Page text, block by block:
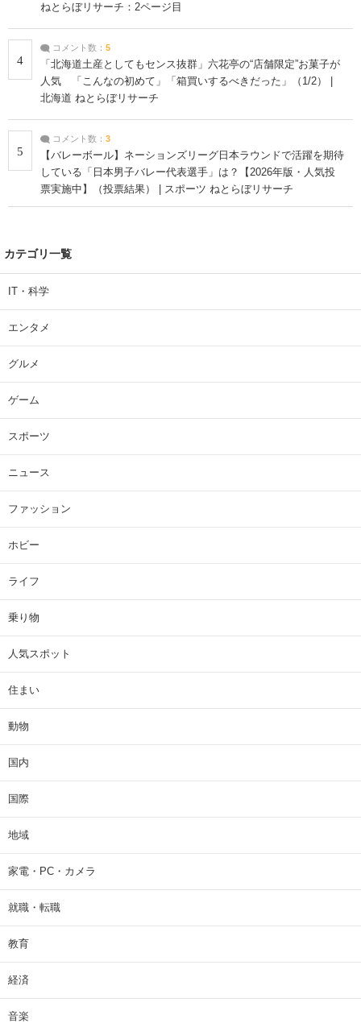
ねとらぼリサーチ：2ページ目
4
コメント数： 5
「北海道土産としてもセンス抜群」六花亭の“店舗限定”お菓子が
人気 「こんなの初めて」「箱買いするべきだった」（1/2） |
北海道 ねとらぼリサーチ
5
コメント数： 3
【バレーボール】ネーションズリーグ日本ラウンドで活躍を期待
している「日本男子バレー代表選手」は？【2026年版・人気投
票実施中】（投票結果） | スポーツ ねとらぼリサーチ
カテゴリ一覧
IT・科学
エンタメ
グルメ
ゲーム
スポーツ
ニュース
ファッション
ホビー
ライフ
乗り物
人気スポット
住まい
動物
国内
国際
地域
家電・PC・カメラ
就職・転職
教育
経済
音楽